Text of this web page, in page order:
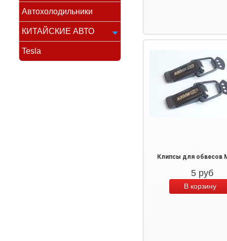
Автохолодильники
КИТАЙСКИЕ АВТО
Tesla
Клипсы для обвесов
5 руб